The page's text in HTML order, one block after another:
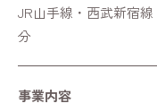
JR山手線・西武新宿
分
事業内容